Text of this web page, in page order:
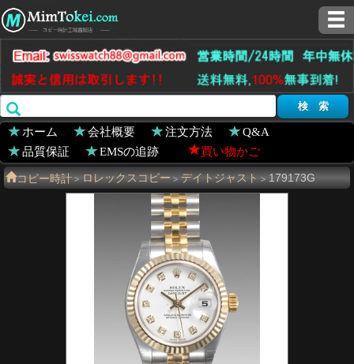
ホーム 会社概要 注文方法
Q&A
品質保証
EMSの追跡 買い物かご
コピー時計 > ロレックスコピー > デイトジャスト > 179173G